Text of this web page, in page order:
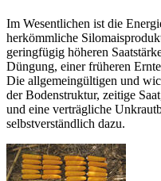
Im Wesentlichen ist die
herkömmliche
geringfügig höheren
Düngung, einer früheren
Die allgemeingültigen und
der Bodenstruktur, zeitige
und eine verträgliche
selbstverständlich dazu.